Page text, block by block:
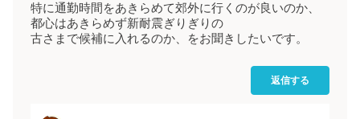
特に通勤時間をあきらめて郊外に行くのが良いのか、
都心はあきらめず新耐震ぎりぎりの
古さまで候補に入れるのか、をお聞きしたいです。
返信する